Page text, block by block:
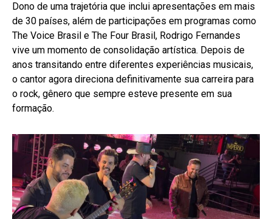
Dono de uma trajetória que inclui apresentações em mais
de 30 países, além de participações em programas como
The Voice Brasil e The Four Brasil, Rodrigo Fernandes
vive um momento de consolidação artística. Depois de
anos transitando entre diferentes experiências musicais,
o cantor agora direciona definitivamente sua carreira para
o rock, gênero que sempre esteve presente em sua
formação.